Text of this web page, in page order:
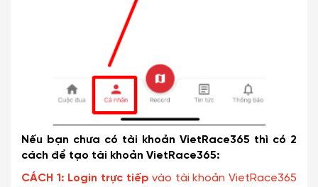
Nếu bạn chưa có tài khoản VietRace365 thì có 2
cách để tạo tài khoản VietRace365:
CÁCH 1: Login trực tiếpvào tài khoản VietRace365